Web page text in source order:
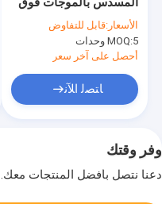
لأجزاء البندقية
الأسعار:قابل للتفاوض
MOQ:5 وحدات
أحصل على آخر سعر
ﺎﺘﺼﻟ ﺍﻶﻧ
وفر وقتك
دعنا نتصل بأفضل المنتجات معك.